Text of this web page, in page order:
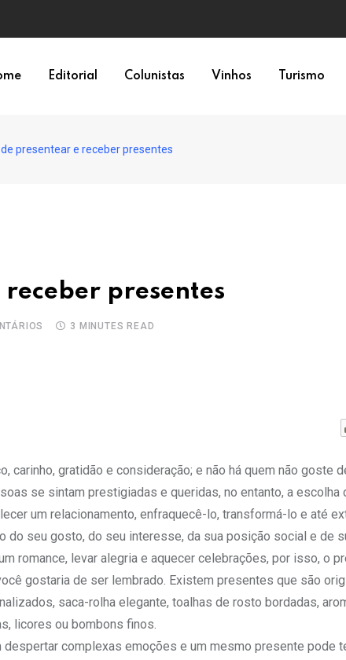
da escala 6×1
Editorial Colunistas Vinhos Turismo
presentear e receber presentes
presentes
3 MINUTES READ
carinho, gratidão e consideração; e não há quem não goste
se sintam prestigiadas e queridas, no entanto, a escolha
um relacionamento, enfraquecê-lo, transformá-lo e até
seu gosto, do seu interesse, da sua posição social e de
romance, levar alegria e aquecer celebrações, por isso, o
gostaria de ser lembrado. Existem presentes que são
saca-rolha elegante, toalhas de rosto bordadas,
licores ou bombons finos.
complexas emoções e um mesmo presente pode